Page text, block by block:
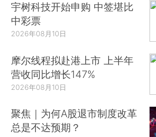
宇树科技开始申购 中签堪比
中彩票
2026年08月10日
摩尔线程拟赴港上市 上半年
营收同比增长147%
2026年08月10日
聚焦｜为何A股退市制度改革
总是不达预期？